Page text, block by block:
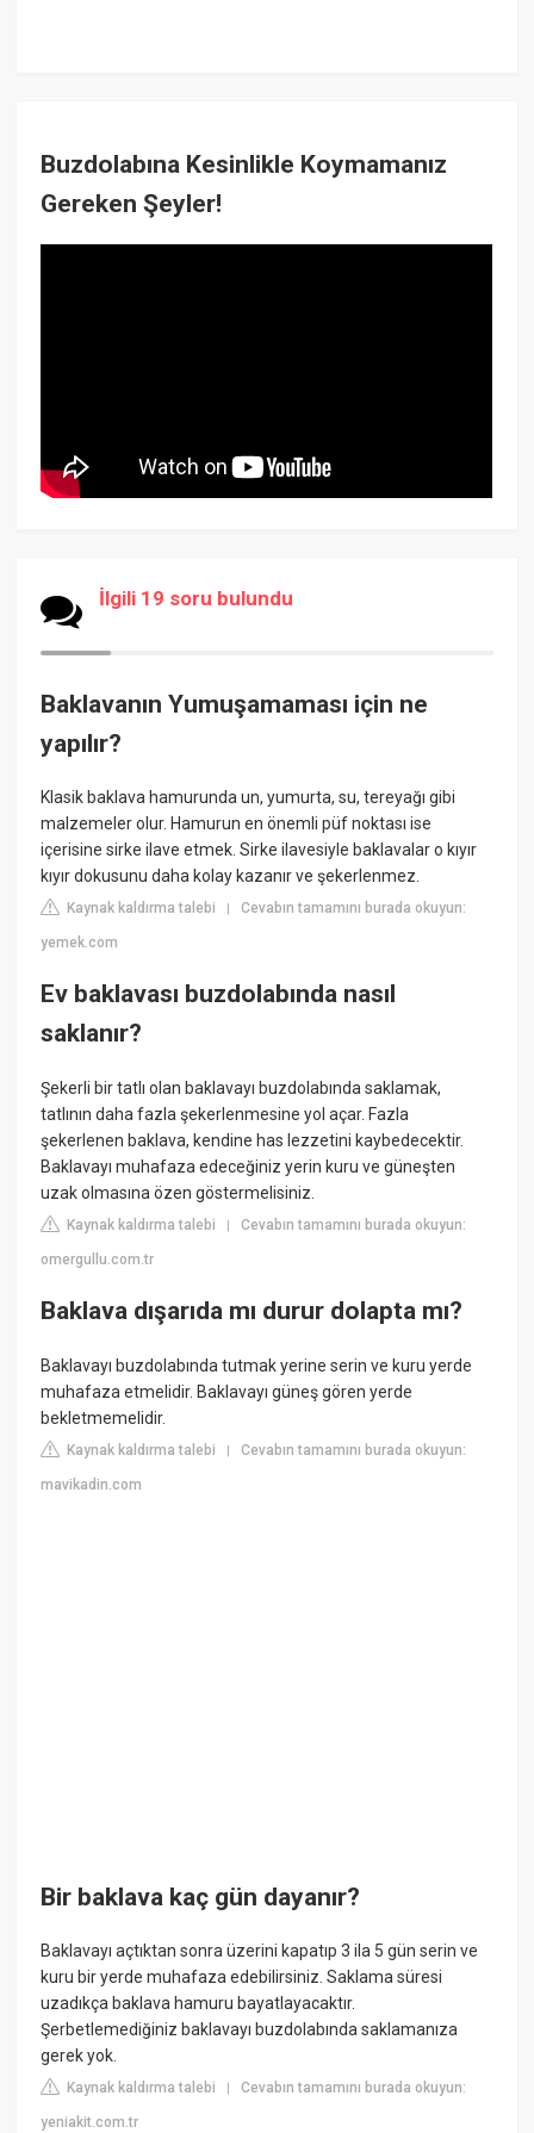
Buzdolabına Kesinlikle Koymamanız
Gereken Şeyler!
İlgili 19 soru bulundu
Baklavanın Yumuşamaması için ne
yapılır?
Klasik baklava hamurunda un, yumurta, su, tereyağı gibi
malzemeler olur. Hamurun en önemli püf noktası ise
içerisine sirke ilave etmek. Sirke ilavesiyle baklavalar o kıyır
kıyır dokusunu daha kolay kazanır ve şekerlenmez.
Kaynak kaldırma talebi |Cevabın tamamını burada okuyun:
yemek.com
Ev baklavası buzdolabında nasıl
saklanır?
Şekerli bir tatlı olan baklavayı buzdolabında saklamak,
tatlının daha fazla şekerlenmesine yol açar. Fazla
şekerlenen baklava, kendine has lezzetini kaybedecektir.
Baklavayı muhafaza edeceğiniz yerin kuru ve güneşten
uzak olmasına özen göstermelisiniz.
Kaynak kaldırma talebi |Cevabın tamamını burada okuyun:
omergullu.com.tr
Baklava dışarıda mı durur dolapta mı?
Baklavayı buzdolabında tutmak yerine serin ve kuru yerde
muhafaza etmelidir. Baklavayı güneş gören yerde
bekletmemelidir.
Kaynak kaldırma talebi |Cevabın tamamını burada okuyun:
mavikadin.com
Bir baklava kaç gün dayanır?
Baklavayı açtıktan sonra üzerini kapatıp 3 ila 5 gün serin ve
kuru bir yerde muhafaza edebilirsiniz. Saklama süresi
uzadıkça baklava hamuru bayatlayacaktır.
Şerbetlemediğiniz baklavayı buzdolabında saklamanıza
gerek yok.
Kaynak kaldırma talebi |Cevabın tamamını burada okuyun:
yeniakit.com.tr